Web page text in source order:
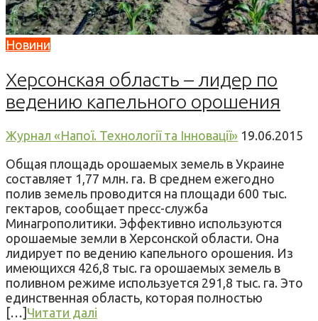
Новини
Херсонская область – лидер по
ведению капельного орошения
Журнал «Напої. Технології та Інновації» 19.06.2015
Общая площадь орошаемых земель в Украине
составляет 1,77 млн. га. В среднем ежегодно
полив земель проводится на площади 600 тыс.
гектаров, сообщает пресс-служба
Минагрополитики. Эффективно используются
орошаемые земли в Херсонской области. Она
лидирует по ведению капельного орошения. Из
имеющихся 426,8 тыс. га орошаемых земель в
поливном режиме используется 291,8 тыс. га. Это
единственная область, которая полностью
[…] Читати далі